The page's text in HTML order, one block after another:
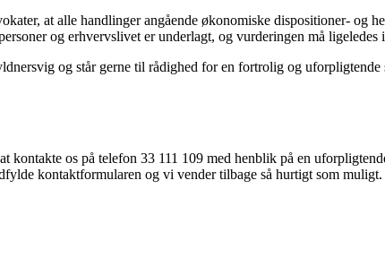
at alle handlinger angående økonomiske dispositioner- og
og erhvervslivet er underlagt, og vurderingen må
og står gerne til rådighed for en fortrolig og
os på telefon 33 111 109 med henblik på en
kontaktformularen og vi vender tilbage så hurtigt som muligt.